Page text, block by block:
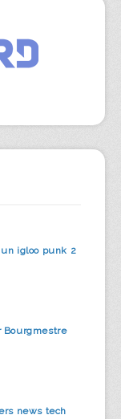
igloo punk 2
Bourgmestre
news tech